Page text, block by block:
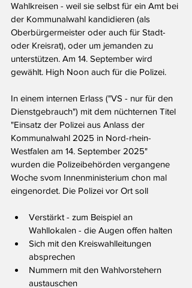
Wahlkreisen - weil sie selbst für ein Amt bei
der Kommunalwahl kandidieren (als
Oberbürgermeister oder auch für Stadt-
oder Kreisrat), oder um jemanden zu
unterstützen. Am 14. September wird
gewählt. High Noon auch für die Polizei.
In einem internen Erlass ("VS - nur für den
Dienstgebrauch") mit dem nüchternen Titel
"Einsatz der Polizei aus Anlass der
Kommunalwahl 2025 in Nord-rhein-
Westfalen am 14. September 2025"
wurden die Polizeibehörden vergangene
Woche svom Innenministerium chon mal
eingenordet. Die Polizei vor Ort soll
Verstärkt - zum Beispiel an
Wahllokalen - die Augen offen halten
Sich mit den Kreiswahlleitungen
absprechen
Nummern mit den Wahlvorstehern
austauschen